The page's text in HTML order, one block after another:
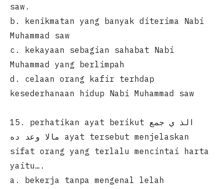
saw.
b. kenikmatan yang banyak diterima Nabi
Muhammad saw
c. kekayaan sebagian sahabat Nabi
Muhammad yang berlimpah
d. celaan orang kafir terhdap
kesederhanaan hidup Nabi Muhammad saw
15. perhatikan ayat berikut الذ ي جمع
مالا وعد ده ayat tersebut menjelaskan
sifat orang yang terlalu mencintai harta
yaitu….
a. bekerja tanpa mengenal lelah